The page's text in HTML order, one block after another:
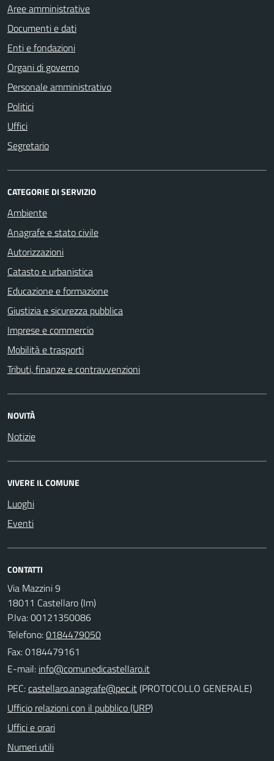
Aree amministrative
Documenti e dati
Enti e fondazioni
Organi di governo
Personale amministrativo
Politici
Uffici
Segretario
CATEGORIE DI SERVIZIO
Ambiente
Anagrafe e stato civile
Autorizzazioni
Catasto e urbanistica
Educazione e formazione
Giustizia e sicurezza pubblica
Imprese e commercio
Mobilità e trasporti
Tributi, finanze e contravvenzioni
NOVITÀ
Notizie
VIVERE IL COMUNE
Luoghi
Eventi
CONTATTI
Via Mazzini 9
18011 Castellaro (Im)
P.Iva: 00121350086
Telefono:0184479050
Fax: 0184479161
E-mail:
PEC:
(PROTOCOLLO GENERALE)
Ufficio relazioni con il pubblico (URP)
Uffici e orari
Numeri utili